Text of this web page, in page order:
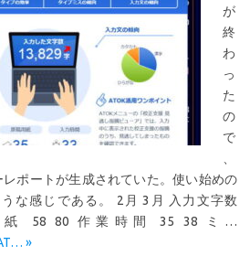
が
終
わ
っ
た
の
で
レポートが生成されていた。使い始めの
な感じである。 2月 3月 入力文字数
紙 58 80 作業時間 35 38 ミ…
»